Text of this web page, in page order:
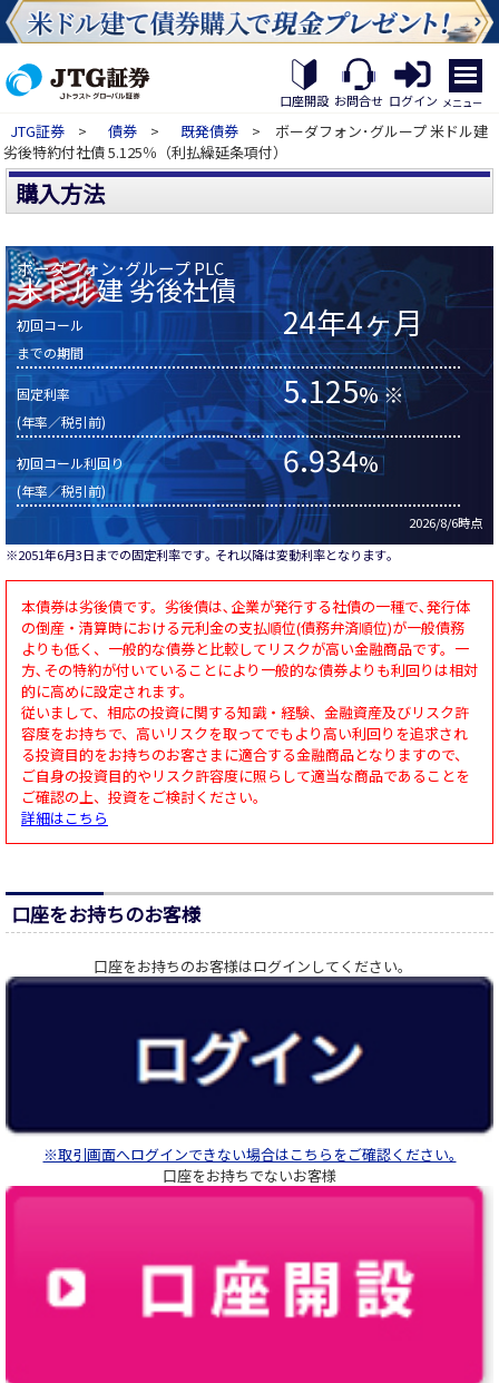
口座開設 お問合せ ログイン
繝｡
繝
九
Η
ｼ
帝
メニュー
JTG証券 > 債券 > 既発債券
> ボーダフォン･グループ 米ドル建
劣後特約付社債 5.125％（利払繰延条項付）
購入方法
ボーダフォン･グループ PLC
米ドル建 劣後社債
初回コール
までの期間
24年4ヶ月
固定利率
(年率／税引前)
5.125% ※
初回コール利回り
(年率／税引前)
6.934%
2026/8/6時点
※2051年6月3日までの固定利率です｡ それ以降は変動利率となります｡
本債券は劣後債です。劣後債は､企業が発行する社債の一種で､発行体
の倒産・清算時における元利金の支払順位(債務弁済順位)が一般債務
よりも低く、一般的な債券と比較してリスクが高い金融商品です。一
方､その特約が付いていることにより一般的な債券よりも利回りは相対
的に高めに設定されます。
従いまして、相応の投資に関する知識・経験、金融資産及びリスク許
容度をお持ちで、高いリスクを取ってでもより高い利回りを追求され
る投資目的をお持ちのお客さまに適合する金融商品となりますので、
ご自身の投資目的やリスク許容度に照らして適当な商品であることを
ご確認の上、投資をご検討ください。
詳細はこちら
口座をお持ちのお客様
口座をお持ちのお客様はログインしてください｡
※取引画面へログインできない場合はこちらをご確認ください｡
口座をお持ちでないお客様